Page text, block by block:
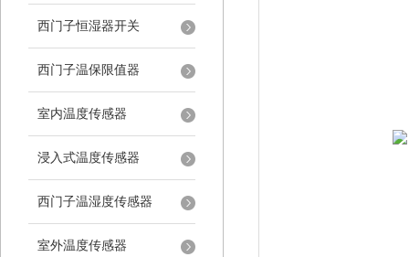
西门子恒湿器开关
西门子温保限值器
室内温度传感器
浸入式温度传感器
西门子温湿度传感器
室外温度传感器